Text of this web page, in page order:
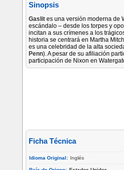
Sinopsis
Gaslit es una versión moderna de
escándalo – desde los torpes y
incitan a sus crímenes a los
historia se centrará en Martha
es una celebridad de la alta
Penn). A pesar de su afiliación
participación de Nixon en
Ficha Técnica
Idioma Original: Inglés